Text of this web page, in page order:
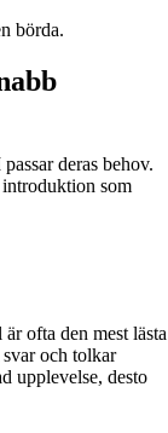
börda.
deras behov.
som
ofta den mest lästa
och tolkar
upplevelse, desto